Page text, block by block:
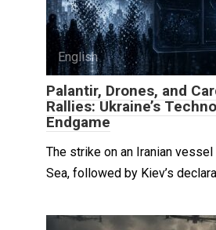
English
Palantir, Drones, and
Rallies: Ukraine’s
Endgame
The strike on an Iranian vessel
Sea, followed by Kiev’s